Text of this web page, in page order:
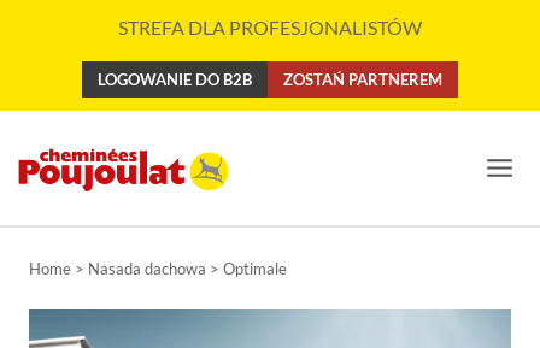
STREFA DLA PROFESJONALISTÓW
LOGOWANIE DO B2B ZOSTAŃ PARTNEREM
Home > Nasada dachowa > Optimale